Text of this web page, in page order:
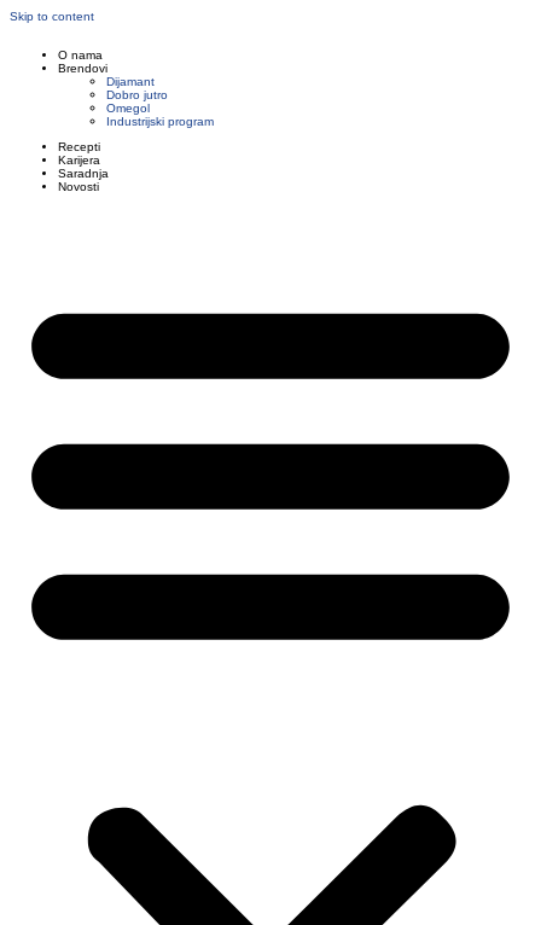
Skip to content
O nama
Brendovi
Dijamant
Dobro jutro
Omegol
Industrijski program
Recepti
Karijera
Saradnja
Novosti